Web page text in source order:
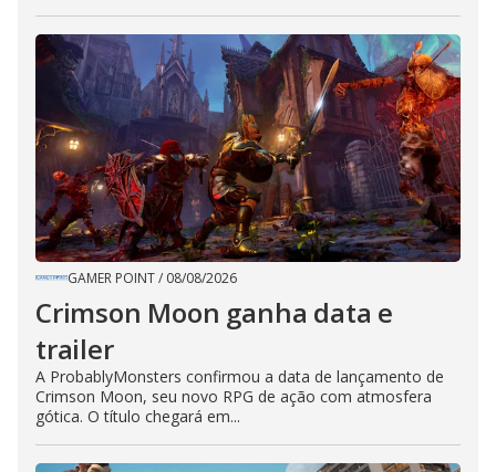
GAMER POINT/ 08/08/2026
Crimson Moon ganha data e
trailer
A ProbablyMonsters confirmou a data de lançamento de
Crimson Moon, seu novo RPG de ação com atmosfera
gótica. O título chegará em...